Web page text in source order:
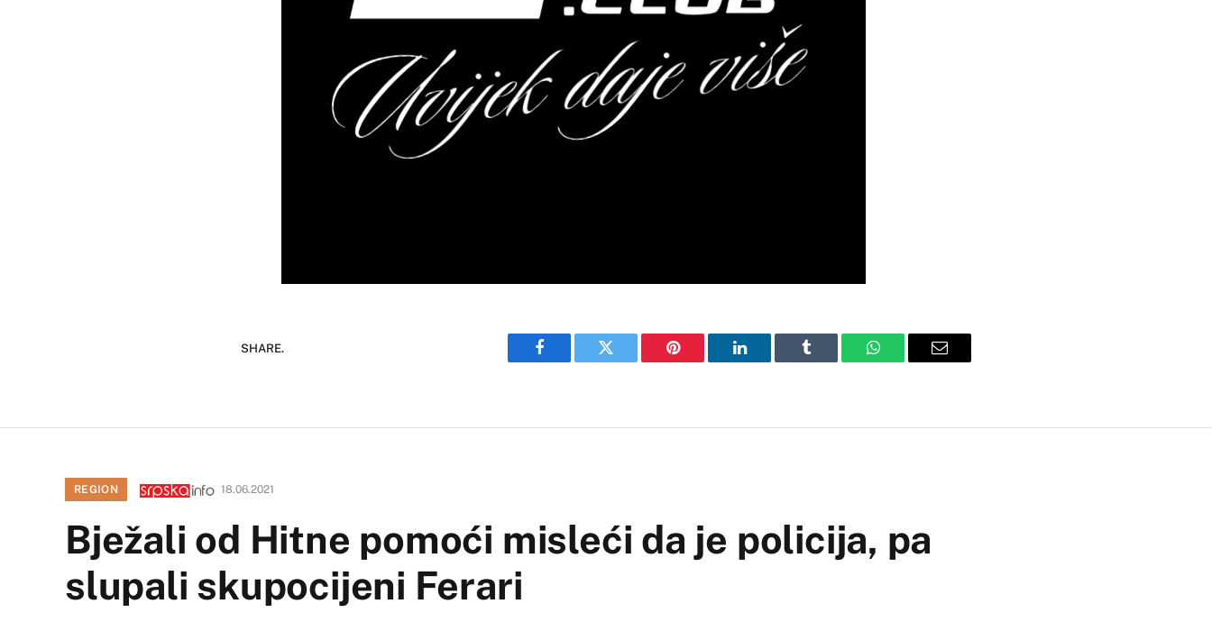
SHARE.
Facebook Twitter Pinterest LinkedIn Tumblr WhatsAppEmail
REGION 18.06.2021
Bježali od Hitne pomoći misleći da je policija, pa
slupali skupocijeni Ferari